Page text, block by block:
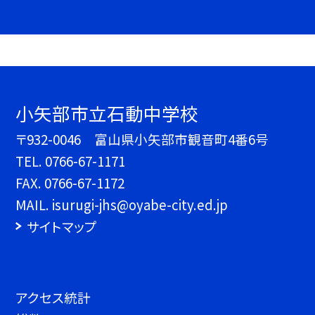
小矢部市立石動中学校
〒932-0046 富山県小矢部市観音町4番6号
TEL. 0766-67-1171
FAX. 0766-67-1172
MAIL. isurugi-jhs@oyabe-city.ed.jp
サイトマップ
アクセス統計